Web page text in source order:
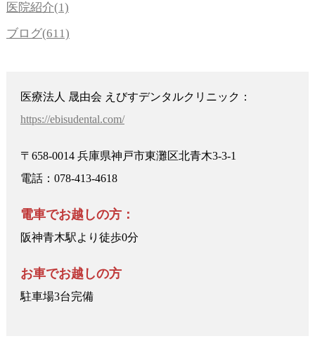
医院紹介(1)
ブログ(611)
医療法人 晟由会 えびすデンタルクリニック：
https://ebisudental.com/
〒658-0014 兵庫県神戸市東灘区北青木3-3-1
電話：078-413-4618
電車でお越しの方：
阪神青木駅より徒歩0分
お車でお越しの方
駐車場3台完備